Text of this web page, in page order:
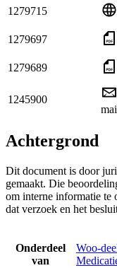
1279715
1279697
1279689
1245900
Achtergrond
Dit document is door
gemaakt. Die
om interne informatie te
dat verzoek en het
Onderdeel
van
Woo-